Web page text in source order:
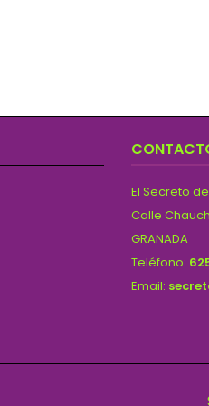
El Secreto
Calle
GRANADA
Teléfono:
Email: